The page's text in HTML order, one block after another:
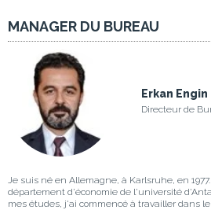
MANAGER DU BUREAU
Erkan Engin
Directeur de
Je suis né en Allemagne, à Karlsruhe, en
département d'économie de l'université
mes études, j'ai commencé à travailler dans le